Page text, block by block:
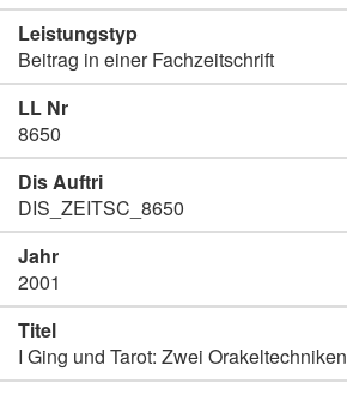
Leistungstyp
Beitrag in einer Fachzeitschrift
LL Nr
8650
Dis Auftri
DIS_ZEITSC_8650
Jahr
2001
Titel
I Ging und Tarot: Zwei Orakeltechniken